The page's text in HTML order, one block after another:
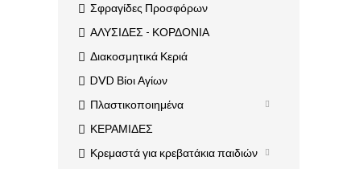
Σφραγίδες Προσφόρων
ΑΛΥΣΙΔΕΣ - ΚΟΡΔΟΝΙΑ
Διακοσμητικά Κεριά
DVD Βίοι Αγίων
Πλαστικοποιημένα
ΚΕΡΑΜΙΔΕΣ
Κρεμαστά για κρεβατάκια παιδιών